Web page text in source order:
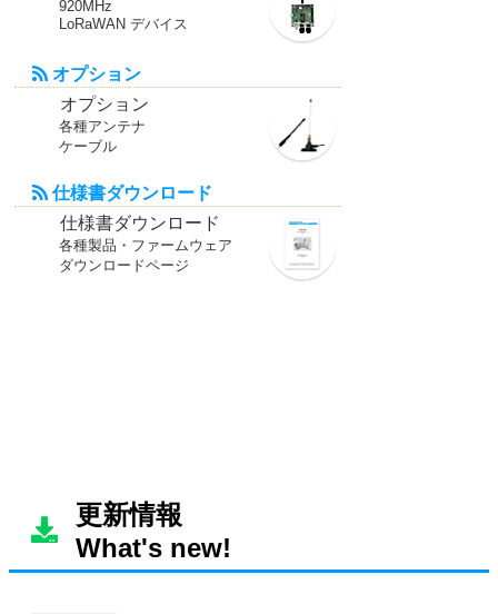
更新情報
What's new!